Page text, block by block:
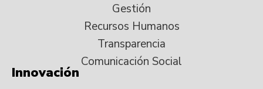
Gestión
Recursos Humanos
Transparencia
Comunicación Social
Innovación